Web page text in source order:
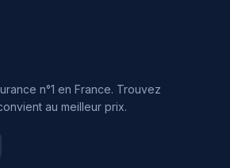
n°1 en France. Trouvez
au meilleur prix.